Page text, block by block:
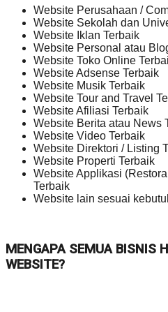
Website Perusahaan /
Website Sekolah dan
Website Iklan Terbaik
Website Personal atau
Website Toko Online
Website Adsense Terbaik
Website Musik Terbaik
Website Tour and Travel
Website Afiliasi Terbaik
Website Berita atau News
Website Video Terbaik
Website Direktori / Listing
Website Properti Terbaik
Website Applikasi
Terbaik
Website lain sesuai
MENGAPA SEMUA BISNIS
WEBSITE?